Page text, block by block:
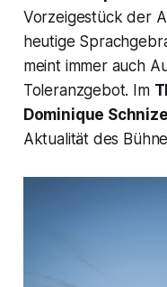
Vorzeigestück der
heutige
meint immer auch
Toleranzgebot. Im
Dominique
Aktualität des